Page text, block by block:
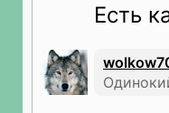
Есть